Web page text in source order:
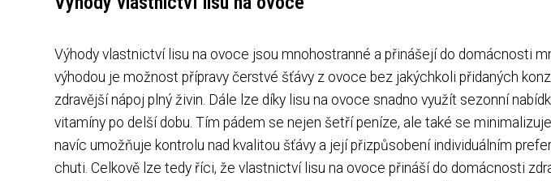
Výhody vlastnictví lisu na ovoce jsou mnohostranné a přinášejí do domácnosti
výhodou je možnost přípravy čerstvé šťávy z ovoce bez jakýchkoli přidaných
zdravější nápoj plný živin. Dále lze díky lisu na ovoce snadno využít sezonní
vitamíny po delší dobu. Tím pádem se nejen šetří peníze, ale také se
navíc umožňuje kontrolu nad kvalitou šťávy a její přizpůsobení individuálním
chuti. Celkově lze tedy říci, že vlastnictví lisu na ovoce přináší do domácnosti